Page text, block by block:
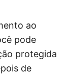
ao
pode
protegida
de